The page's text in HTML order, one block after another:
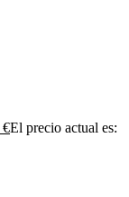
€El precio actual es: